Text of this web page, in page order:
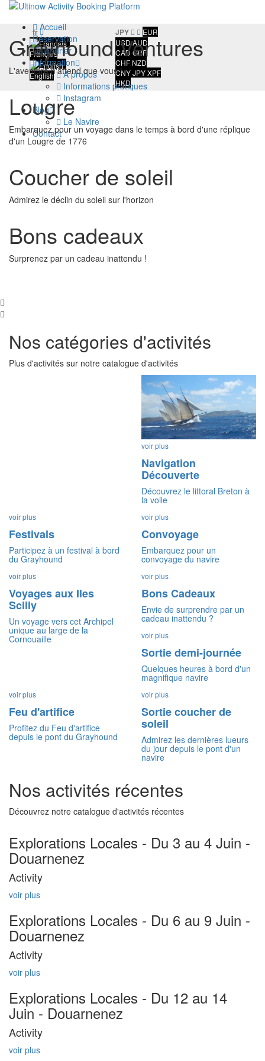
fr
Français
English
JPY
EUR
USDAUD
CADGBP
CHF NZD
CNYJPYXPF
HKD
Accueil
Réservation
Calendrier
Information
A propos
Informations pratiques
Instagram
Blog
Le Navire
Contact
Grayhound Ventures
L'aventure n'attend que vous !
Lougre
Embarquez pour un voyage dans le temps à bord d'une réplique
d'un Lougre de 1776
Coucher de soleil
Admirez le déclin du soleil sur l'horizon
Bons cadeaux
Surprenez par un cadeau inattendu !
Nos catégories d'activités
Plus d'activités sur notre catalogue d'activités
voir plus
Navigation
Découverte
Découvrez le littoral Breton à
la voile
voir plus
Festivals
Participez à un festival à bord
du Grayhound
voir plus
Convoyage
Embarquez pour un
convoyage du navire
voir plus
Voyages aux Iles
Scilly
Un voyage vers cet Archipel
unique au large de la
Cornouaille
voir plus
Bons Cadeaux
Envie de surprendre par un
cadeau inattendu ?
voir plus
Sortie demi-journée
Quelques heures à bord d'un
magnifique navire
voir plus
Feu d'artifice
Profitez du Feu d'artifice
depuis le pont du Grayhound
voir plus
Sortie coucher de
soleil
Admirez les dernières lueurs
du jour depuis le pont d'un
navire
Nos activités récentes
Découvrez notre catalogue d'activités récentes
Explorations Locales - Du 3 au 4 Juin -
Douarnenez
Activity
voir plus
Explorations Locales - Du 6 au 9 Juin -
Douarnenez
Activity
voir plus
Explorations Locales - Du 12 au 14
Juin - Douarnenez
Activity
voir plus